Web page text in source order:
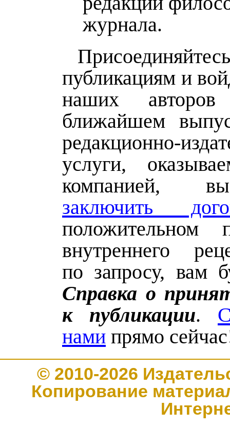
журнала.
публикациям и
наших
ближайшем
редакционно-
услуги,
компанией,
заключить
положительном
внутреннего
по запросу, вам
Справка о
к публикации.
нами прямо
© 2010-2026
Копирование